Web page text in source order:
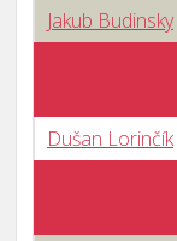
Jakub Budinsky
Dušan Lorinčík